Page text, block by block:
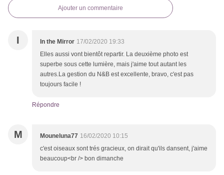
Ajouter un commentaire
I In the Mirror 17/02/2020 19:33
Elles aussi vont bientôt repartir. La deuxième photo est
superbe sous cette lumière, mais j'aime tout autant les
autres.La gestion du N&B est excellente, bravo, c'est pas
toujours facile !
Répondre
M Mouneluna77 16/02/2020 10:15
c'est oiseaux sont trés gracieux, on dirait qu'ils dansent, j'aime
beaucoup<br /> bon dimanche